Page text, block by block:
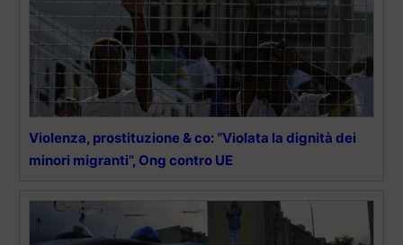
Violenza, prostituzione & co: “Violata la dignità dei
minori migranti”, Ong contro UE